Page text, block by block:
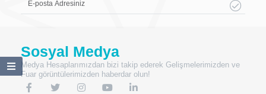
Sosyal Medya
Medya Hesaplarımızdan bizi takip ederek Gelişmelerimizden ve
Fuar görüntülerimizden haberdar olun!